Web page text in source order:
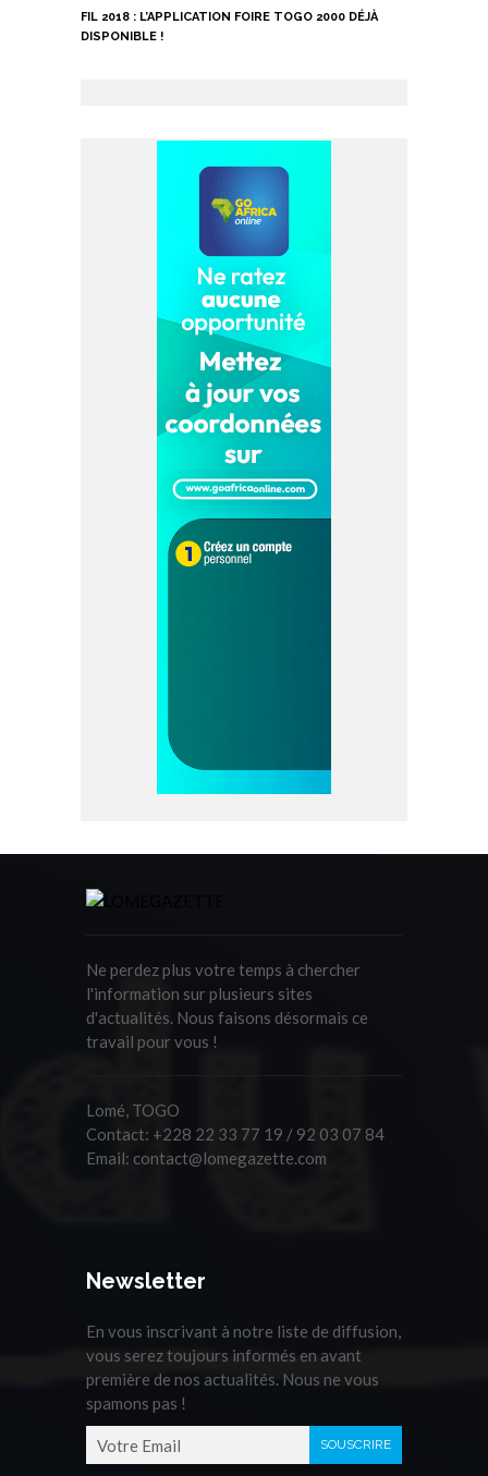
FIL 2018 : L’APPLICATION FOIRE TOGO 2000 DÉJÀ
DISPONIBLE !
Ne perdez plus votre temps à chercher
l'information sur plusieurs sites
d'actualités. Nous faisons désormais ce
travail pour vous !
Lomé, TOGO
Contact: +228 22 33 77 19 / 92 03 07 84
Email: contact@lomegazette.com
Newsletter
En vous inscrivant à notre liste de diffusion,
vous serez toujours informés en avant
première de nos actualités. Nous ne vous
spamons pas !